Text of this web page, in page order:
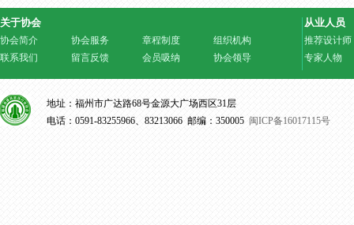
关于协会
协会简介 协会服务 章程制度
组织机构
联系我们
留言反馈 会员吸纳 协会领导
从业人员
推荐设计师
专家人物
地址：福州市广达路68号金源大广场西区31层
电话：0591-83255966、83213066 邮编：350005 闽ICP备16017115号